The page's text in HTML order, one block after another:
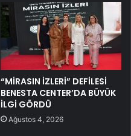
“MİRASIN İZLERİ” DEFİLESİ
BENESTA CENTER’DA BÜYÜK
İLGİ GÖRDÜ
Ağustos 4, 2026